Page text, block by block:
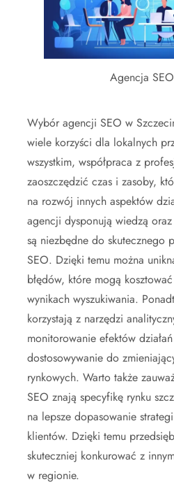
Agencja
Wybór agencji SEO w
wiele korzyści dla lokalnych
wszystkim, współpraca z
zaoszczędzić czas i zasoby,
na rozwój innych aspektów
agencji dysponują wiedzą
są niezbędne do skutecznego
SEO. Dzięki temu można
błędów, które mogą
wynikach wyszukiwania.
korzystają z narzędzi
monitorowanie efektów
dostosowywanie do
rynkowych. Warto także
SEO znają specyfikę rynku
na lepsze dopasowanie
klientów. Dzięki temu
skuteczniej konkurować z
w regionie.